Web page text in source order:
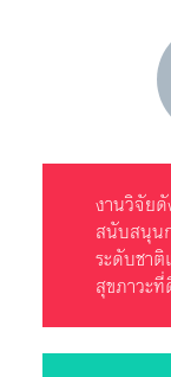
งานวิจัย
สนับสนุน
ระดับชา
สุขภาวะ